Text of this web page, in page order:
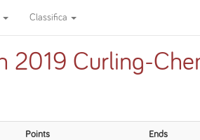
Classifica
2019 Curling-
Points Ends